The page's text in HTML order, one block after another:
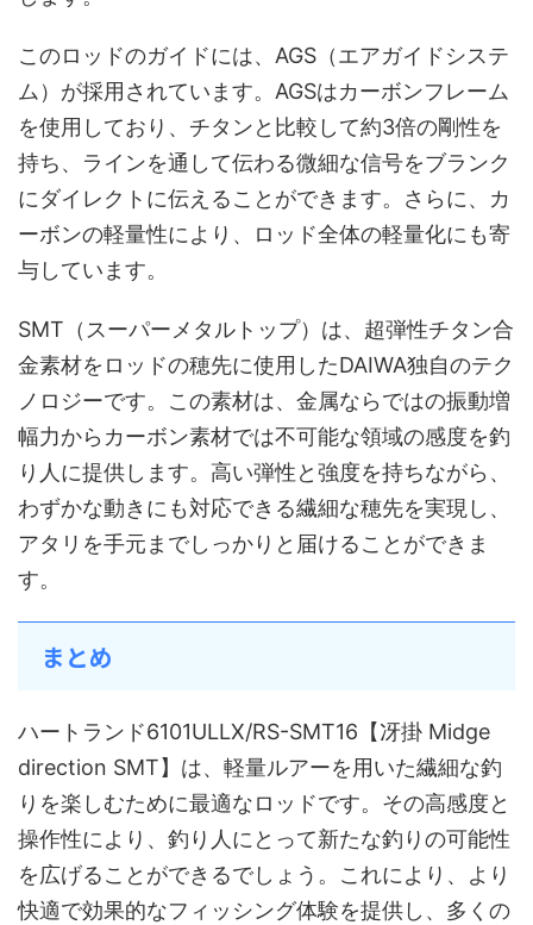
このロッドのガイドには、AGS（エアガイドシステ
ム）が採用されています。AGSはカーボンフレーム
を使用しており、チタンと比較して約3倍の剛性を
持ち、ラインを通して伝わる微細な信号をブランク
にダイレクトに伝えることができます。さらに、カ
ーボンの軽量性により、ロッド全体の軽量化にも寄
与しています。
SMT（スーパーメタルトップ）は、超弾性チタン合
金素材をロッドの穂先に使用したDAIWA独自のテク
ノロジーです。この素材は、金属ならではの振動増
幅力からカーボン素材では不可能な領域の感度を釣
り人に提供します。高い弾性と強度を持ちながら、
わずかな動きにも対応できる繊細な穂先を実現し、
アタリを手元までしっかりと届けることができま
す。
まとめ
ハートランド6101ULLX/RS-SMT16【冴掛 Midge
direction SMT】は、軽量ルアーを用いた繊細な釣
りを楽しむために最適なロッドです。その高感度と
操作性により、釣り人にとって新たな釣りの可能性
を広げることができるでしょう。これにより、より
快適で効果的なフィッシング体験を提供し、多くの